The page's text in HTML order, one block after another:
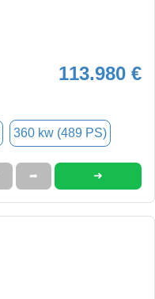
113.980 €
360 kw (489 PS)
➦ ➜